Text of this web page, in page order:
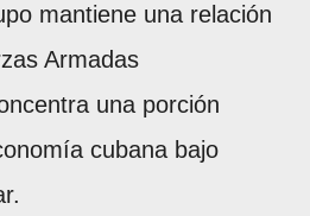
mantiene una relación
Armadas
una porción
cubana bajo